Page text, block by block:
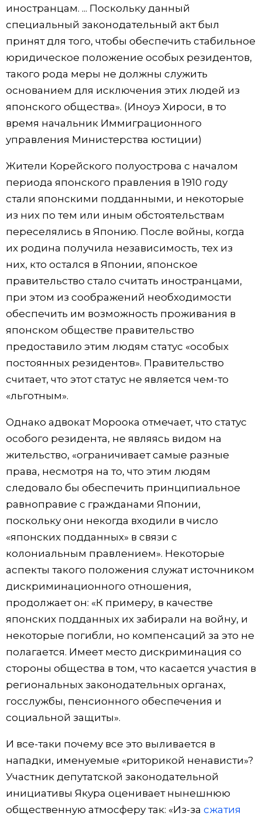
иностранцам. ... Поскольку данный
специальный законодательный акт был
принят для того, чтобы обеспечить стабильное
юридическое положение особых резидентов,
такого рода меры не должны служить
основанием для исключения этих людей из
японского общества». (Иноуэ Хироси, в то
время начальник Иммиграционного
управления Министерства юстиции)
Жители Корейского полуострова с началом
периода японского правления в 1910 году
стали японскими подданными, и некоторые
из них по тем или иным обстоятельствам
переселялись в Японию. После войны, когда
их родина получила независимость, тех из
них, кто остался в Японии, японское
правительство стало считать иностранцами,
при этом из соображений необходимости
обеспечить им возможность проживания в
японском обществе правительство
предоставило этим людям статус «особых
постоянных резидентов». Правительство
считает, что этот статус не является чем-то
«льготным».
Однако адвокат Мороока отмечает, что статус
особого резидента, не являясь видом на
жительство, «ограничивает самые разные
права, несмотря на то, что этим людям
следовало бы обеспечить принципиальное
равноправие с гражданами Японии,
поскольку они некогда входили в число
«японских подданных» в связи с
колониальным правлением». Некоторые
аспекты такого положения служат источником
дискриминационного отношения,
продолжает он: «К примеру, в качестве
японских подданных их забирали на войну, и
некоторые погибли, но компенсаций за это не
полагается. Имеет место дискриминация со
стороны общества в том, что касается участия в
региональных законодательных органах,
госслужбы, пенсионного обеспечения и
социальной защиты».
И все-таки почему все это выливается в
нападки, именуемые «риторикой ненависти»?
Участник депутатской законодательной
инициативы Якура оценивает нынешнюю
общественную атмосферу так: «Из-за сжатия